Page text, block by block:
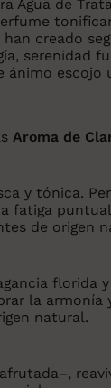
Agua de
creado
serenidad
ánimo escojo
Aroma de
y tónica.
fatiga
de origen
florida
la armonía
natural.